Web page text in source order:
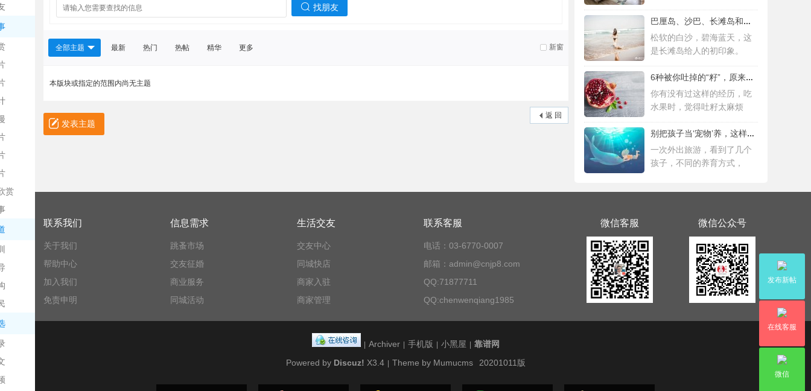
赏
平
找朋友
新窗
全部主题 最新 热门 热帖 精华 更多
本版块或指定的范围内尚无主题
返 回
发表主题
巴厘岛、沙巴、长滩岛和普吉岛，哪个更值得
松软的白沙，碧海蓝天，这
是长滩岛给人的初印象。
6种被你吐掉的“籽”，原来是果蔬界的营养
你有没有过这样的经历，吃
水果时，觉得吐籽太麻烦
别把孩子当‘宠物’养，这样会毁掉Ta一生！
一次外出旅游，看到了几个
孩子，不同的养育方式，
发布新帖
在线客服
微信
联系我们
关于我们
帮助中心
加入我们
免责申明
信息需求
跳蚤市场
交友征婚
商业服务
同城活动
生活交友
交友中心
同城快店
商家入驻
商家管理
联系客服
电话：03-6770-0007
邮箱：admin@cnjp8.com
QQ:71877711
QQ:chenwenqiang1985
微信客服 微信公众号
Archiver 手机版 小黑屋
靠谱网
Powered by Discuz! X3.4 Theme by Mumucms 20201011版